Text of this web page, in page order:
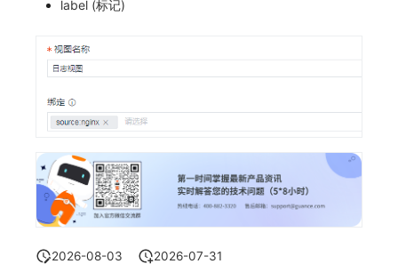
label (标记)
2026-08-03 2026-07-31